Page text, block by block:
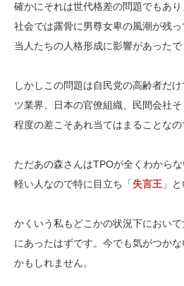
確かにそれは世代格差の問題でもあ
社会では露骨に男尊女卑の風潮が残
当人たちの人格形成に影響があったで
しかしこの問題は自民党の高齢者だ
ツ業界、日本の官僚組織、民間会社
程度の差こそあれ当てはまることなの
ただあの森さんはTPOが全くわから
軽い人なので特に目立ち「失言王 」
かくいう私もどこかの状況下におい
にあったはずです。今でも気がつか
かもしれません。